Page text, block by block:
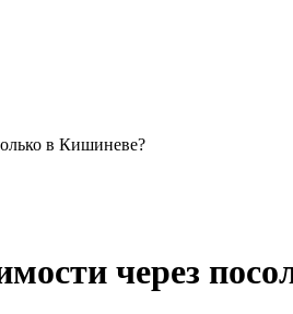
в Кишиневе?
через